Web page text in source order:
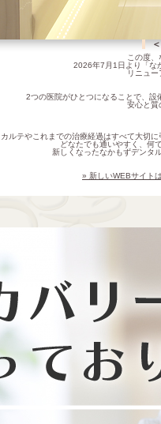
この度
2026年7月1日より「な
リニュ
2つの医院がひとつになることで、
安心と質
カルテやこれまでの治療経過はすべて大切
どなたでも通いやすく、何
新しくなったなかもずデンタ
» 新しいWEBサイト